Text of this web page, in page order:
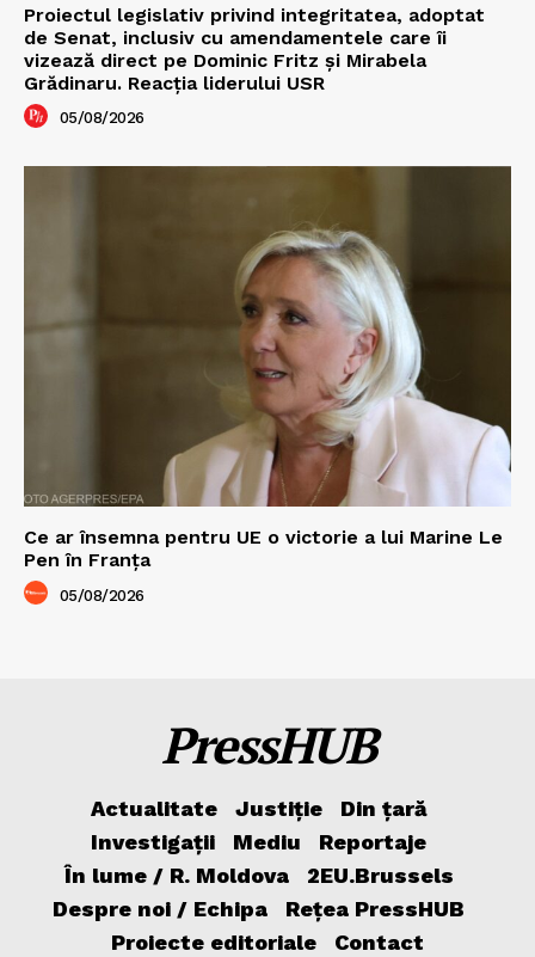
Proiectul legislativ privind integritatea, adoptat
de Senat, inclusiv cu amendamentele care îi
vizează direct pe Dominic Fritz și Mirabela
Grădinaru. Reacția liderului USR
05/08/2026
Ce ar însemna pentru UE o victorie a lui Marine Le
Pen în Franța
05/08/2026
PressHUB
Actualitate Justiție
Din țară
Investigații
Mediu
Reportaje
În lume / R. Moldova
2EU.Brussels
Despre noi / Echipa
Rețea PressHUB
Proiecte editoriale
Contact